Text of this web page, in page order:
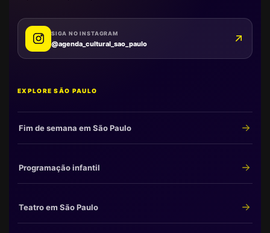
SIGA NO INSTAGRAM
@agenda_cultural_sao_paulo
EXPLORE SÃO PAULO
Fim de semana em São Paulo
Programação infantil
Teatro em São Paulo